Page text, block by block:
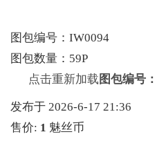
图包编号：IW0094
图包数量：59P
点击重新加载 图包编号
发布于 2026-6-17 21:36
售价: 1 魅丝币